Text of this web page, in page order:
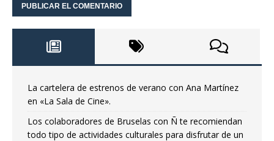
La cartelera de estrenos de verano con Ana Martínez
en «La Sala de Cine».
Los colaboradores de Bruselas con Ñ te recomiendan
todo tipo de actividades culturales para disfrutar de un